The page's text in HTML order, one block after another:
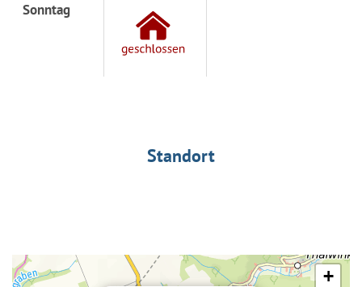
Sonntag
Standort
+